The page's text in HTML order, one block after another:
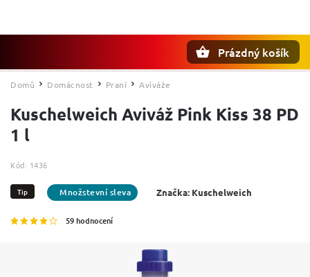
Prázdný košík
Domů / Domácnost / Praní / Aviváže
Kuschelweich Aviváž Pink Kiss 38 PD
1 l
Kód: 1436
Tip
59 hodnocení
Značka: Kuschelweich